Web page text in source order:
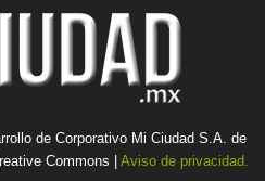
de Corporativo Mi Ciudad S.A. de
Commons | Aviso de privacidad.